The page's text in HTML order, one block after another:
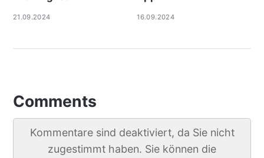
21.09.2024 16.09.2024
Comments
Kommentare sind deaktiviert, da Sie nicht
zugestimmt haben. Sie können die